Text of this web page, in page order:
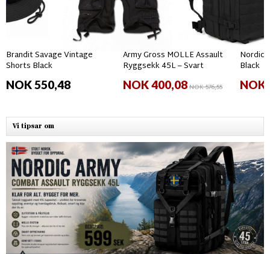
Brandit Savage Vintage
Shorts Black
NOK 550,48
Army Gross MOLLE Assault
Ryggsekk 45L – Svart
NOK 400,08NOK 576,55
Nordic
Black
NOK
Vi tipsar om